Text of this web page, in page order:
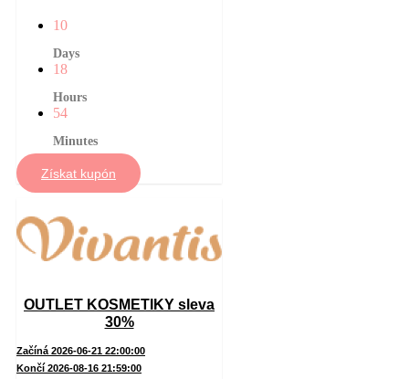
10
Days
18
Hours
54
Minutes
Získat kupón
OUTLET KOSMETIKY sleva
30%
Začíná 2026-06-21 22:00:00
Končí 2026-08-16 21:59:00